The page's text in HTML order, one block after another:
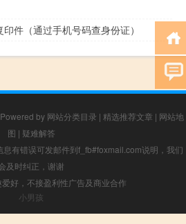
件（通过手机号码查身份证）
Powered by 网站分类目录 | 精选推荐文章 | 网站地
图 | 疑难解答
有错误可发邮件到f_fb#foxmail.com说明，我们
及时纠正，谢谢
好，不接盈利性广告及商业合作
小男孩